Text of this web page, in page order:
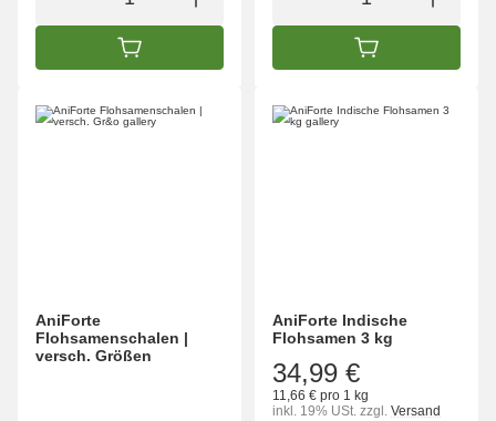
IN DEN WARENKORB IN DEN
AniForte
Flohsamenschalen |
versch. Größen
AniForte Indische
Flohsamen 3 kg
34,99 €
11,66 € pro 1 kg
inkl. 19% USt. zzgl. Versand